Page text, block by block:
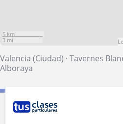
5 km
3 mi
Valencia (Ciudad) · Tavernes
Alboraya
Contacta con Rubén